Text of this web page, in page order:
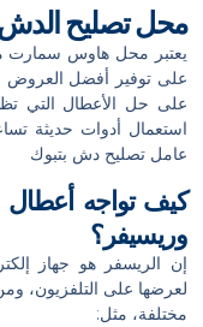
محل تصليح
يعتبر محل هاوس سمارت
على توفير أفضل العروض
على حل الأعطال التي
استعمال أدوات حديثة
عامل تصليح دش بتبوك
كيف تواجه
وريسيفر؟
إن الريسفر هو جهاز
لعرضها على التلفزيون،
مختلفة، مثل: